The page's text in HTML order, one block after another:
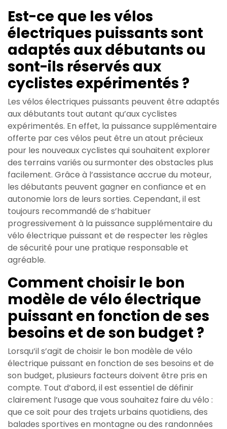
Est-ce que les vélos
électriques puissants sont
adaptés aux débutants ou
sont-ils réservés aux
cyclistes expérimentés ?
Les vélos électriques puissants peuvent être adaptés
aux débutants tout autant qu’aux cyclistes
expérimentés. En effet, la puissance supplémentaire
offerte par ces vélos peut être un atout précieux
pour les nouveaux cyclistes qui souhaitent explorer
des terrains variés ou surmonter des obstacles plus
facilement. Grâce à l’assistance accrue du moteur,
les débutants peuvent gagner en confiance et en
autonomie lors de leurs sorties. Cependant, il est
toujours recommandé de s’habituer
progressivement à la puissance supplémentaire du
vélo électrique puissant et de respecter les règles
de sécurité pour une pratique responsable et
agréable.
Comment choisir le bon
modèle de vélo électrique
puissant en fonction de ses
besoins et de son budget ?
Lorsqu’il s’agit de choisir le bon modèle de vélo
électrique puissant en fonction de ses besoins et de
son budget, plusieurs facteurs doivent être pris en
compte. Tout d’abord, il est essentiel de définir
clairement l’usage que vous souhaitez faire du vélo :
que ce soit pour des trajets urbains quotidiens, des
balades sportives en montagne ou des randonnées